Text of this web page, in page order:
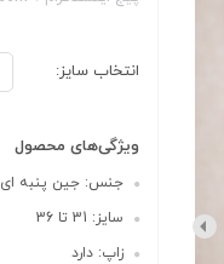
انتخاب سایز:
ویژگی‌های محصول
جنس: جین پنبه ای
سایز: 31 تا 36
زاپ: دارد